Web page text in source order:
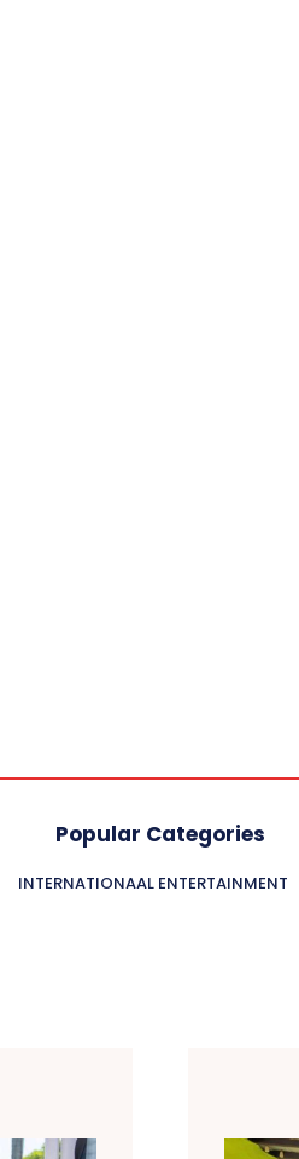
Popular Categories
INTERNATIONAAL ENTERTAINMENT